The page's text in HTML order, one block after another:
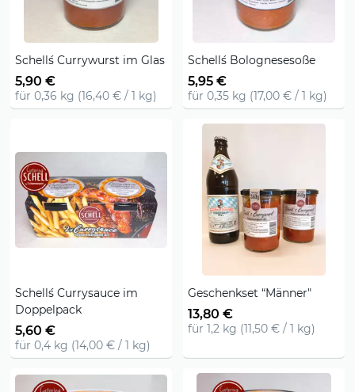
Schell´s Currywurst im Glas
5,90 €
für 0,36 kg (16,40 € / 1 kg)
Schell´s Bolognesesoße
5,95 €
für 0,35 kg (17,00 € / 1 kg)
Schell´s Currysauce im
Doppelpack
5,60 €
für 0,4 kg (14,00 € / 1 kg)
Geschenkset “Männer"
13,80 €
für 1,2 kg (11,50 € / 1 kg)